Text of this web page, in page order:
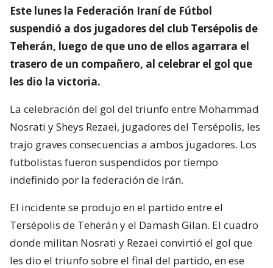
Este lunes la Federación Iraní de Fútbol
suspendió a dos jugadores del club Tersépolis de
Teherán, luego de que uno de ellos agarrara el
trasero de un compañero, al celebrar el gol que
les dio la victoria.
La celebración del gol del triunfo entre Mohammad
Nosrati y Sheys Rezaei, jugadores del Tersépolis, les
trajo graves consecuencias a ambos jugadores. Los
futbolistas fueron suspendidos por tiempo
indefinido por la federación de Irán.
El incidente se produjo en el partido entre el
Tersépolis de Teherán y el Damash Gilan. El cuadro
donde militan Nosrati y Rezaei convirtió el gol que
les dio el triunfo sobre el final del partido, en ese